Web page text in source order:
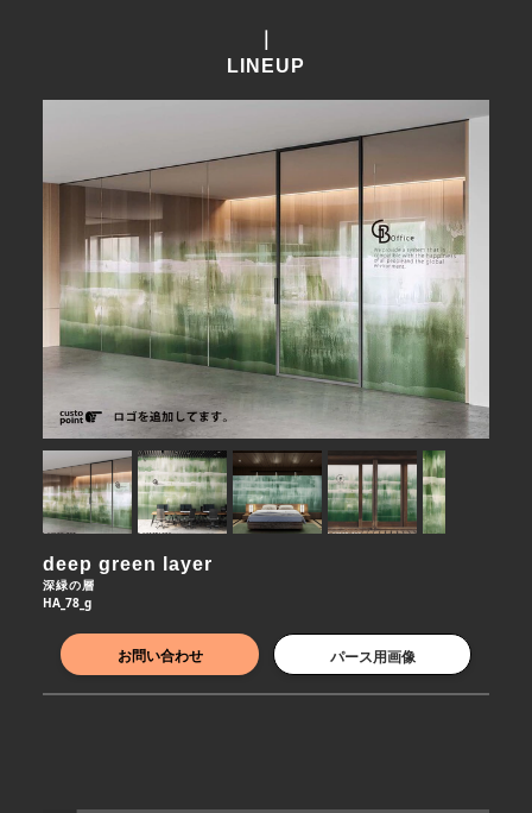
LINEUP
deep green layer
深緑の層
HA_78_g
お問い合わせ パース用画像